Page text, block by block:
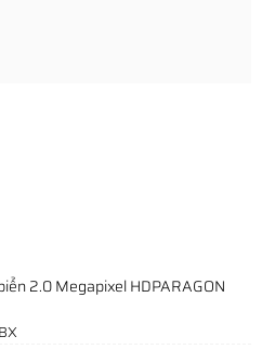
2.0 Megapixel HDPARAGON